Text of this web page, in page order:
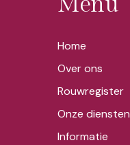
Home
Over ons
Rouwregister
Onze diensten
Informatie